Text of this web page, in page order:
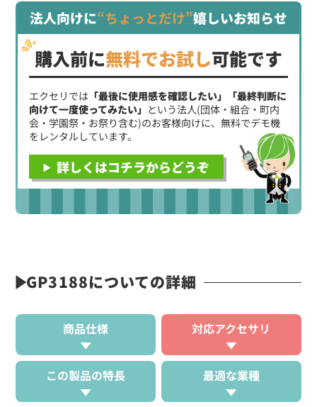
法人向けに“ちょっとだけ”嬉しいお知らせ
購入前に無料でお試し可能です
エクセリでは 「最後に使用感を確認したい」「最終判断に
向けて一度使ってみたい」 という法人(団体・組合・町内
会・学園祭・お祭り含む)のお客様向けに、無料でデモ機
をレンタルしています。
詳しくはコチラからどうぞ
GP3188についての詳細
商品仕様 対応アクセサリ
この製品の特長 最適な業種